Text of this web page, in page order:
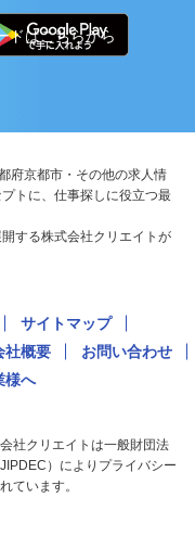
ドはこちらから
府京都市・その他の求人情
トに、仕事探しに役立つ最
する株式会社クリエイトが
サイトマップ
社概要
お問い合わせ
様へ
社クリエイトは一般財団法
）によりプライバシー
ています。